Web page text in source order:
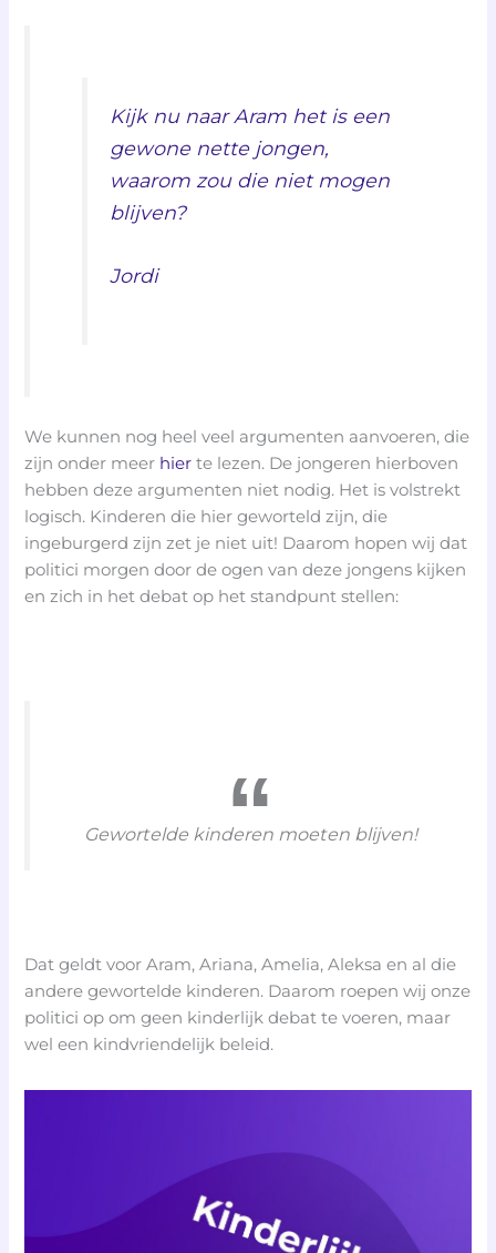
Kijk nu naar Aram het is een
gewone nette jongen,
waarom zou die niet mogen
blijven?
Jordi
We kunnen nog heel veel argumenten aanvoeren, die
zijn onder meer hier te lezen. De jongeren hierboven
hebben deze argumenten niet nodig. Het is volstrekt
logisch. Kinderen die hier geworteld zijn, die
ingeburgerd zijn zet je niet uit! Daarom hopen wij dat
politici morgen door de ogen van deze jongens kijken
en zich in het debat op het standpunt stellen:
Gewortelde kinderen moeten blijven!
Dat geldt voor Aram, Ariana, Amelia, Aleksa en al die
andere gewortelde kinderen. Daarom roepen wij onze
politici op om geen kinderlijk debat te voeren, maar
wel een kindvriendelijk beleid.